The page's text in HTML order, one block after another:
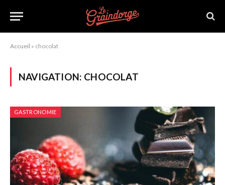
Accueil » chocolat
NAVIGATION: CHOCOLAT
GASTRONOMIE